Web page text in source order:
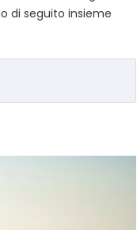
di seguito insieme